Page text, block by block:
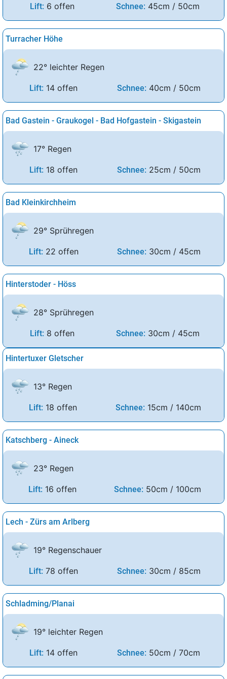
Lift: 6 offen Schnee: 45cm / 50cm
Turracher Höhe
22° leichter Regen
Lift: 14 offen Schnee: 40cm / 50cm
Bad Gastein - Graukogel - Bad Hofgastein - Skigastein
17° Regen
Lift: 18 offen Schnee: 25cm / 50cm
Bad Kleinkirchheim
29° Sprühregen
Lift: 22 offen Schnee: 30cm / 45cm
Hinterstoder - Höss
28° Sprühregen
Lift: 8 offen Schnee: 30cm / 45cm
Hintertuxer Gletscher
13° Regen
Lift: 18 offen Schnee: 15cm / 140cm
Katschberg - Aineck
23° Regen
Lift: 16 offen Schnee: 50cm / 100cm
Lech - Zürs am Arlberg
19° Regenschauer
Lift: 78 offen Schnee: 30cm / 85cm
Schladming/Planai
19° leichter Regen
Lift: 14 offen Schnee: 50cm / 70cm